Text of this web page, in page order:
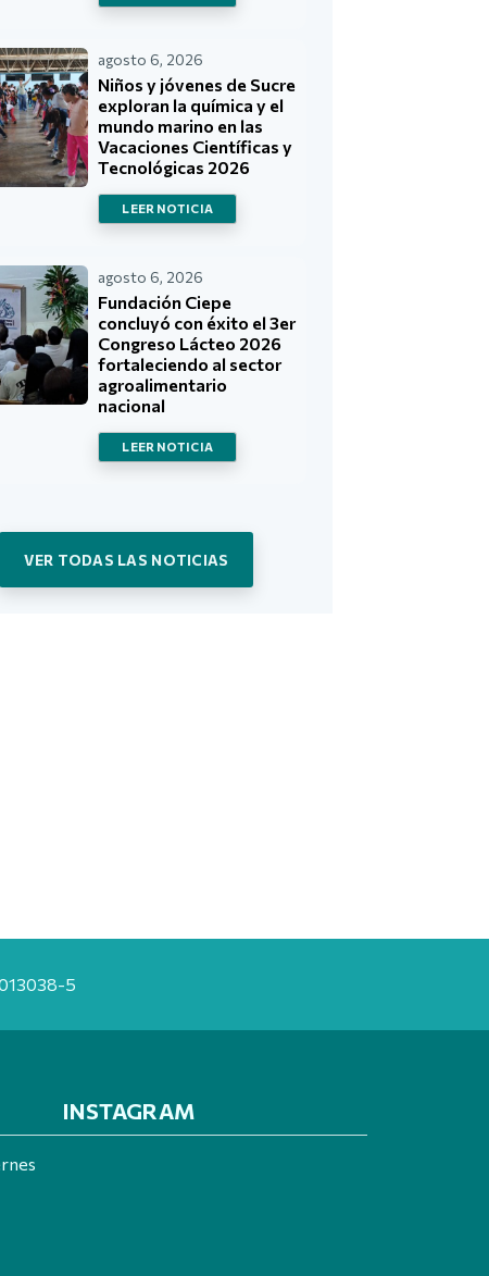
agosto 6, 2026
Niños y jóvenes de Sucre
exploran la química y el
mundo marino en las
Vacaciones Científicas y
Tecnológicas 2026
LEER NOTICIA
agosto 6, 2026
Fundación Ciepe
concluyó con éxito el 3er
Congreso Lácteo 2026
fortaleciendo al sector
agroalimentario
nacional
LEER NOTICIA
VER TODAS LAS NOTICIAS
5
INSTAGRAM